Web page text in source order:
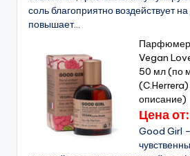
соль благоприятно воздействует
повышает...
Vegan
50 мл (по
описание)
Цена
Good Girl